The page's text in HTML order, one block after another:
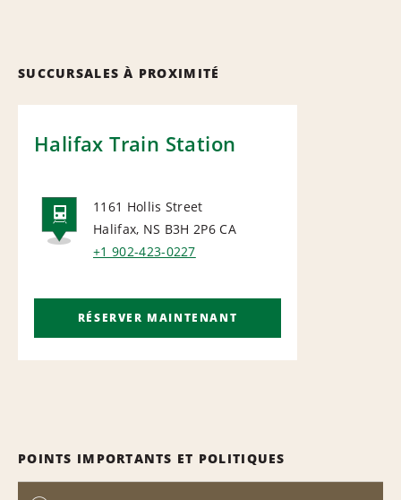
SUCCURSALES À PROXIMITÉ
Halifax Train Station
RAIL
1161 Hollis Street
Halifax, NS B3H 2P6 CA
+1 902-423-0227
RÉSERVER MAINTENANT
POINTS IMPORTANTS ET POLITIQUES